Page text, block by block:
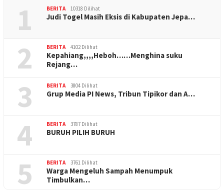
1 BERITA 10318 Dilihat
Judi Togel Masih Eksis di Kabupaten Jepa…
2 BERITA 4102 Dilihat
Kepahiang,,,,Heboh……Menghina suku
Rejang…
3 BERITA 3804 Dilihat
Grup Media PI News, Tribun Tipikor dan A…
4 BERITA 3787 Dilihat
BURUH PILIH BURUH
5 BERITA 3761 Dilihat
Warga Mengeluh Sampah Menumpuk
Timbulkan…